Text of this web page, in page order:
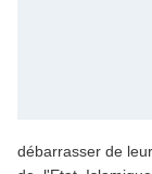
débarrasser de